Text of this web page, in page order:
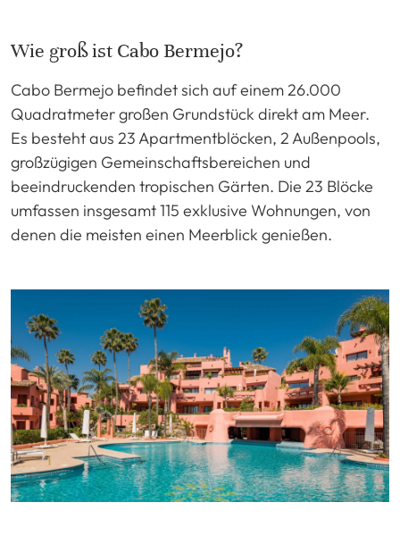
Wie groß ist Cabo Bermejo?
Cabo Bermejo befindet sich auf einem 26.000
Quadratmeter großen Grundstück direkt am Meer.
Es besteht aus 23 Apartmentblöcken, 2 Außenpools,
großzügigen Gemeinschaftsbereichen und
beeindruckenden tropischen Gärten. Die 23 Blöcke
umfassen insgesamt 115 exklusive Wohnungen, von
denen die meisten einen Meerblick genießen.